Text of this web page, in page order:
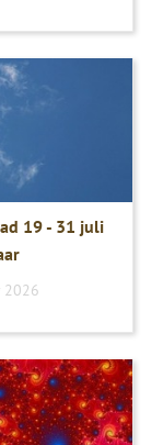
19 - 31 juli
2026